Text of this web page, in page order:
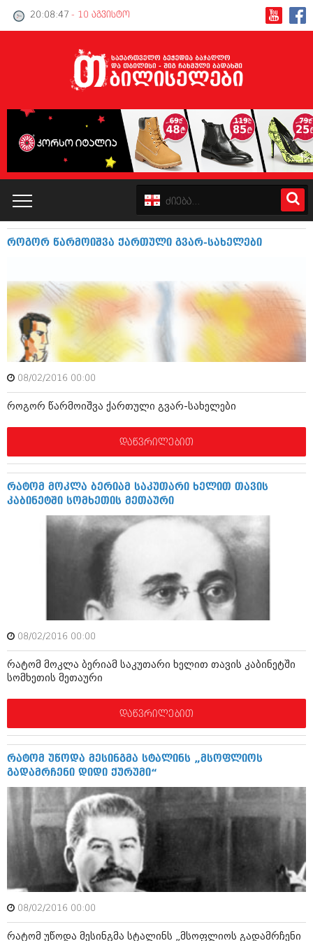
20:08:47 - 10 აგვისტო
პოლიტიკა
ინტერვიუები
საზოგადოება
მოდი, ვილაპარაკოთ
კადრს მიღმა
კულინარია
ავტორჩევები
გვარები
თემიდას სასწორი
იუმორი
კალეიდოსკოპი
ჰოროსკოპი და შეუცნობელი
კრიმინალი
სახალისო ამბები
კატალოგი
პოლიტიკა
ინტერვიუები
ამბები
საზოგადოება
მოდი, ვილაპარაკოთ
მედიცინა
სპორტი
კადრს მიღმა
ბიზნესსიახლეები
გვარები
კალეიდოსკოპი
ჰოროსკოპი და შეუცნობელი
კრიმინალი
რომანი და დეტექტივი
სახალისო ამბები
შოუბიზნესი
დაიჯესტი
ქალი და მამაკაცი
როგორ წარმოიშვა ქართული გვარ-სახელები
08/02/2016 00:00
როგორ წარმოიშვა ქართული გვარ-სახელები
დაწვრილებით
რატომ მოკლა ბერიამ საკუთარი ხელით თავის
კაბინეტში სომხეთის მეთაური
08/02/2016 00:00
რატომ მოკლა ბერიამ საკუთარი ხელით თავის კაბინეტში
სომხეთის მეთაური
დაწვრილებით
რატომ უწოდა მესინგმა სტალინს „მსოფლიოს
გადამრჩენი დიდი ქურუმი“
08/02/2016 00:00
რატომ უწოდა მესინგმა სტალინს „მსოფლიოს გადამრჩენი